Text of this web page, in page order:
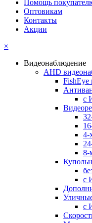
Помощь
Оптовикам
Контакты
Акции
×
Видеонаблюдение
AHD
FishEye
с
4-
8-
с
с